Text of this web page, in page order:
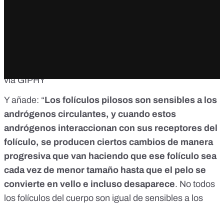
via GIPHY
Y añade: “Los folículos pilosos son sensibles a los
andrógenos circulantes, y cuando estos
andrógenos interaccionan con sus receptores del
folículo, se producen ciertos cambios de manera
progresiva que van haciendo que ese folículo sea
cada vez de menor tamaño hasta que el pelo se
convierte en vello e incluso desaparece. No todos
los folículos del cuerpo son igual de sensibles a los